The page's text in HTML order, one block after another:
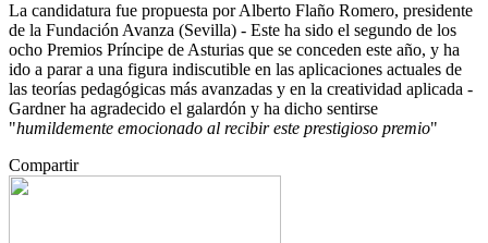
La candidatura fue propuesta por Alberto Flaño Romero, presidente
de la Fundación Avanza (Sevilla) - Este ha sido el segundo de los
ocho Premios Príncipe de Asturias que se conceden este año, y ha
ido a parar a una figura indiscutible en las aplicaciones actuales de
las teorías pedagógicas más avanzadas y en la creatividad aplicada -
Gardner ha agradecido el galardón y ha dicho sentirse
"humildemente emocionado al recibir este prestigioso premio"
Compartir